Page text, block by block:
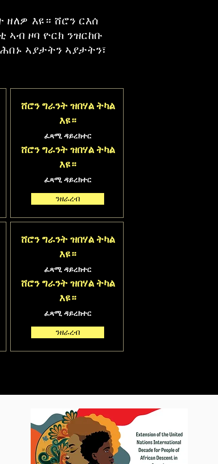
እዩ። ሸሮን ርእሰ
ዞባ ዮርክ ንዝርከቡ
ኣያታትን ኣያታትን፣
ሸሮን ግራንት ዝበሃል ትካል
እዩ።
ፈጻሚ ዳይረክተር
ሸሮን ግራንት ዝበሃል ትካል
እዩ።
ፈጻሚ ዳይረክተር
ንዘራረብ
ሸሮን ግራንት ዝበሃል ትካል
እዩ።
ፈጻሚ ዳይረክተር
ሸሮን ግራንት ዝበሃል ትካል
እዩ።
ፈጻሚ ዳይረክተር
ንዘራረብ